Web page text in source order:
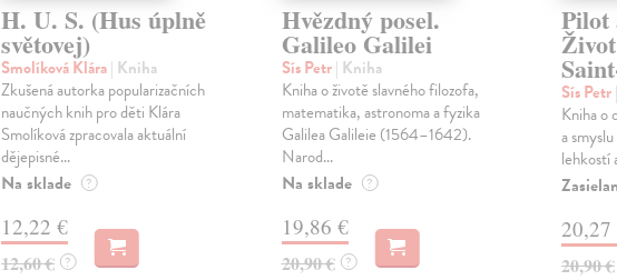
H. U. S. (Hus úplně
světovej)
Smolíková Klára| Kniha
Zkušená autorka popularizačních
naučných knih pro děti Klára
Smolíková zpracovala aktuální
dějepisné...
Na sklade ?
12,22 €
12,60 € ?
Hvězdný posel.
Galileo Galilei
Sís Petr| Kniha
Kniha o životě slavného filozofa,
matematika, astronoma a fyzika
Galilea Galileie (1564–1642).
Narod...
Na sklade ?
19,86 €
20,90 € ?
Sís Petr
Kniha o
a
lehkostí
20,27
20,90 €